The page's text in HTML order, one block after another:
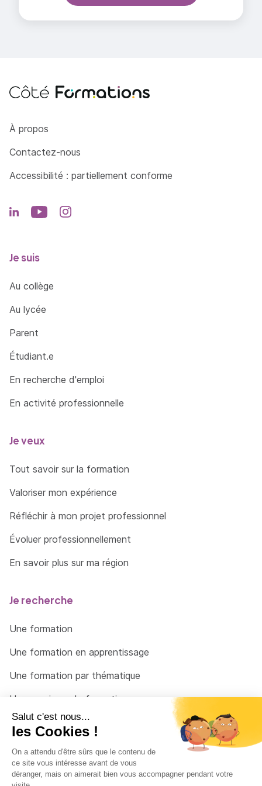
Elaborer des repas
Côté Formations
À propos
Contactez-nous
Accessibilité : partiellement conforme
Je suis
Au collège
Au lycée
Parent
Étudiant.e
En recherche d'emploi
En activité professionnelle
Je veux
Tout savoir sur la formation
Valoriser mon expérience
Réfléchir à mon projet professionnel
Évoluer professionnellement
En savoir plus sur ma région
Je recherche
Une formation
Une formation en apprentissage
Une formation par thématique
Un organisme de formation
Un conseiller